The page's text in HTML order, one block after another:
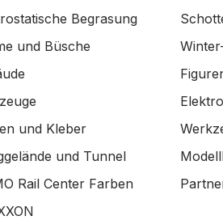
Begrasung
und Büsche
und Kleber
und Tunnel
Rail Center Farben